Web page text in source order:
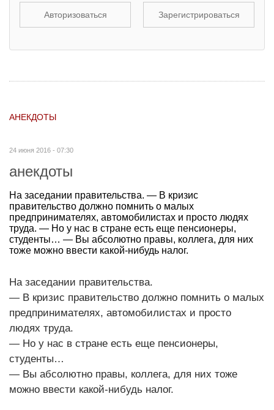
Авторизоваться Зарегистрироваться
АНЕКДОТЫ
24 июня 2016 - 07:30
анекдоты
На заседании правительства. — В кризис
правительство должно помнить о малых
предпринимателях, автомобилистах и просто людях
труда. — Но у нас в стране есть еще пенсионеры,
студенты… — Вы абсолютно правы, коллега, для них
тоже можно ввести какой-нибудь налог.
На заседании правительства.
— В кризис правительство должно помнить о малых
предпринимателях, автомобилистах и просто
людях труда.
— Но у нас в стране есть еще пенсионеры,
студенты…
— Вы абсолютно правы, коллега, для них тоже
можно ввести какой-нибудь налог.